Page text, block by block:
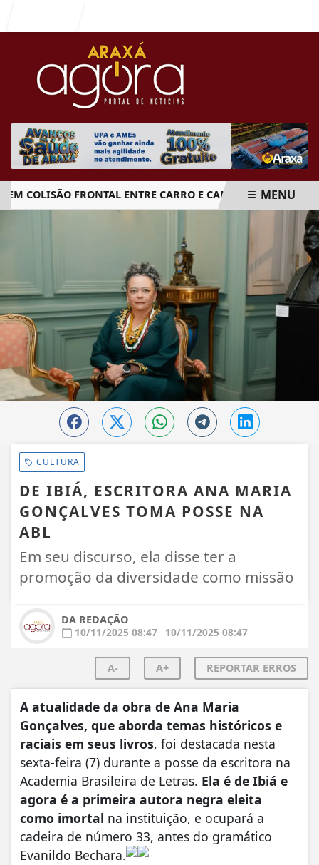
FRONTAL ENTRE CARRO E CAMINHÃO NA BR-262
MENU
CULTURA
DE IBIÁ, ESCRITORA ANA MARIA
GONÇALVES TOMA POSSE NA
ABL
Em seu discurso, ela disse ter a
promoção da diversidade como missão
DA REDAÇÃO
10/11/2025 08:47
10/11/2025 08:47
A- A+ REPORTAR ERROS
A atualidade da obra de Ana Maria
Gonçalves, que aborda temas históricos e
raciais em seus livros, foi destacada nesta
sexta-feira (7) durante a posse da escritora na
Academia Brasileira de Letras. Ela é de Ibiá e
agora é a primeira autora negra eleita
como imortal na instituição, e ocupará a
cadeira de número 33, antes do gramático
Evanildo Bechara.